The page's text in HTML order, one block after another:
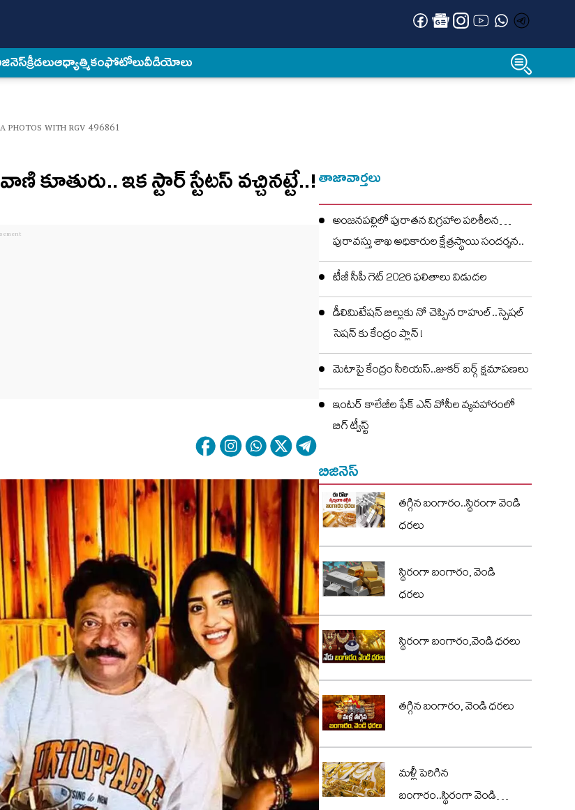
క్రీడలుఆధ్యాత్మికంఫోటోలువీడియోలు
PHOTOS WITH RGV 496861
ఇక స్టార్ స్టేట‌స్ వ‌చ్చిన‌ట్టే..! తాజావార్తలు
అంజనపల్లిలో పురాతన విగ్రహాల పరిశీలన…
పురావస్తు శాఖ అధికారుల క్షేత్రస్థాయి సందర్శన..
టీజీ సీపీ గెట్ 2026 ఫలితాలు విడుదల
డీలిమిటేషన్ బిల్లుకు నో చెప్పిన రాహుల్..స్పెషల్
సెషన్ కు కేంద్రం ప్లాన్ !
మెటాపై కేంద్రం సీరియస్..జుకర్ బర్గ్ క్షమాపణలు
ఇంటర్ కాలేజీల ఫేక్ ఎన్ వోసీల వ్యవహారంలో
బిగ్ ట్వీస్ట్
బిజినెస్
తగ్గిన బంగారం..స్థిరంగా వెండి
ధరలు
స్థిరంగా బంగారం, వెండి
ధరలు
స్థిరంగా బంగారం,వెండి ధరలు
తగ్గిన బంగారం, వెండి ధరలు
మళ్లీ పెరిగిన
బంగారం..స్థిరంగా వెండి